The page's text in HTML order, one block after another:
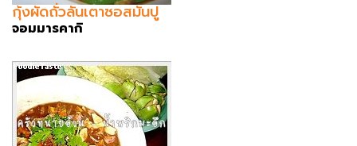
กุ้งผัดถั่วลันเตาซอสมันปู
จอมมารคากิ